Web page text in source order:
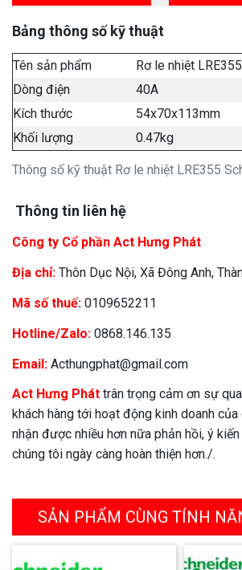
Bảng thông số kỹ thuật
Thông số kỹ thuật Rơ le nhiệt LRE355
Tên sản phẩm
Rơ le nhiệt
Dòng điện
40A
Kích thước
54x70x113mm
Khối lượng
0.47kg
Thông tin liên hệ
Công ty Cổ phần Act Hưng Phát
Địa chỉ: Thôn Dục Nội, Xã Đông Anh,
Mã số thuế: 0109652211
Hotline/Zalo: 0868.146.135
Email: Acthungphat@gmail.com
Act Hưng Phát trân trọng cảm ơn sự
khách hàng tới hoạt động kinh doanh
nhận được nhiều hơn nữa phản hồi, ý
chúng tôi ngày càng hoàn thiện hơn./.
SẢN PHẨM CÙNG TÍNH